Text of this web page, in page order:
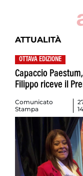
ATTUALITÀ
OTTAVA EDIZIONE
Capaccio
Filippo riceve il
Comunicato
Stampa